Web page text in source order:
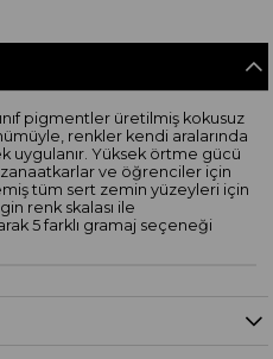
pigmentler üretilmiş kokusuz
renkler kendi aralarında
uygulanır. Yüksek örtme gücü
ve öğrenciler için
tüm sert zemin yüzeyleri için
renk skalası ile
5 farklı gramaj seçeneği